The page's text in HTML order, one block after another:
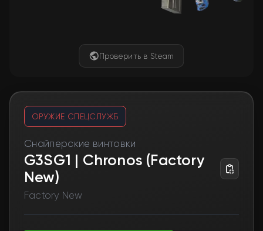
Проверить в Steam
ОРУЖИЕ СПЕЦСЛУЖБ
Снайперские винтовки
G3SG1 | Chronos (Factory
New)
Factory New